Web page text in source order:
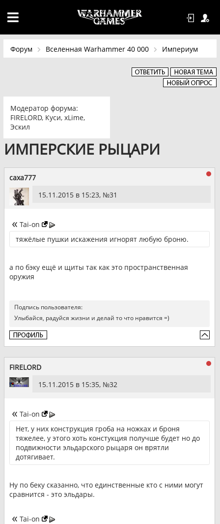
Форум Вселенная Warhammer 40 000 Империум
Модератор форума:
FIRELORD, Куси, xLime,
Эскил
ИМПЕРСКИЕ РЫЦАРИ
caxa777
15.11.2015 в 15:23, №31
Tai-on
тяжёлые пушки искажения игнорят любую броню.
а по бэку ещё и щиты так как это пространственная
оружия
Подпись пользователя:
Улыбайся, радуйся жизни и делай то что нравится =)
FIRELORD
15.11.2015 в 15:35, №32
Tai-on
Нет, у них конструкция гроба на ножках и броня
тяжелее, у этого хоть констукция получше будет но до
подвижности эльдарского рыцаря он врятли
дотягивает.
Ну по беку сказанно, что единственные кто с ними могут
сравнится - это эльдары.
Tai-on